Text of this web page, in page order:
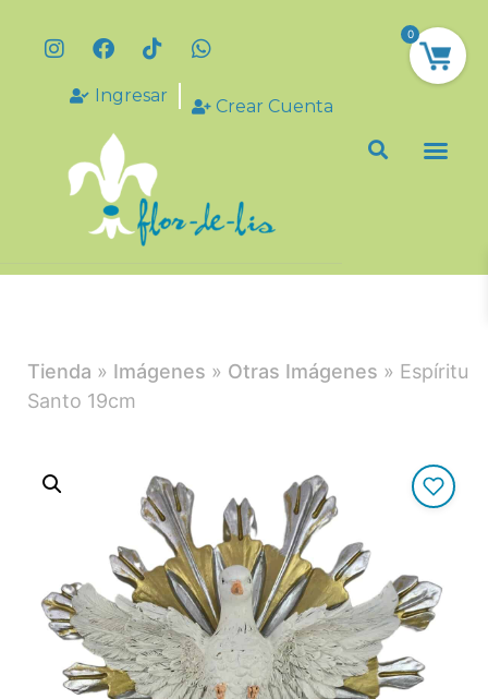
Ingresar
Crear Cuenta
Tienda » Imágenes » Otras Imágenes » Espíritu
Santo 19cm
0